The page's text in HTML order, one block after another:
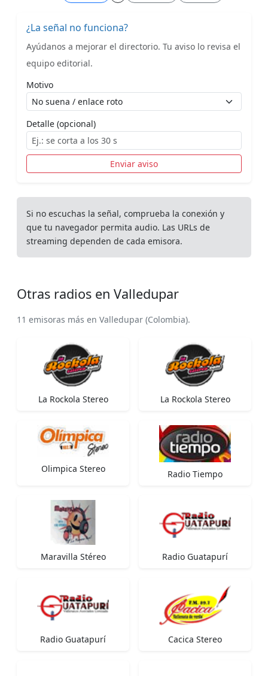
¿La señal no funciona?
Ayúdanos a mejorar el directorio. Tu aviso lo revisa el
equipo editorial.
Motivo
Detalle (opcional)
Enviar aviso
Si no escuchas la señal, comprueba la conexión y
que tu navegador permita audio. Las URLs de
streaming dependen de cada emisora.
Otras radios en Valledupar
11 emisoras más en Valledupar (Colombia).
La Rockola Stereo La Rockola Stereo
Olimpica Stereo
Radio Tiempo
Maravilla Stéreo Radio Guatapurí
Radio Guatapurí Cacica Stereo